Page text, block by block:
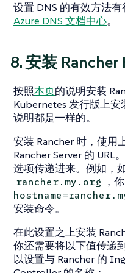
设置 DNS 的有效方法
Azure DNS 文档中心。
8. 安装
按照本页的说明安装
Kubernetes 发行版上安
说明都是一样的。
安装 Rancher 时，使用
Rancher Server 的 URL
选项传递进来。例如，
rancher.my.org ，
安装命令。
在此设置之上安装
你还需要将以下值传递
以设置与 Rancher 的